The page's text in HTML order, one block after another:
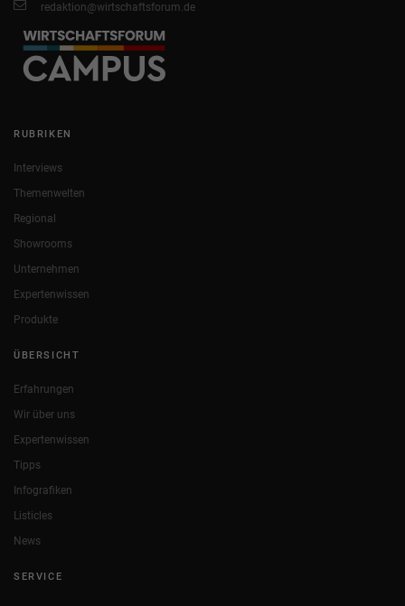
redaktion@wirtschaftsforum.de
RUBRIKEN
Interviews
Themenwelten
Regional
Showrooms
Unternehmen
Expertenwissen
Produkte
ÜBERSICHT
Erfahrungen
Wir über uns
Expertenwissen
Tipps
Infografiken
Listicles
News
SERVICE